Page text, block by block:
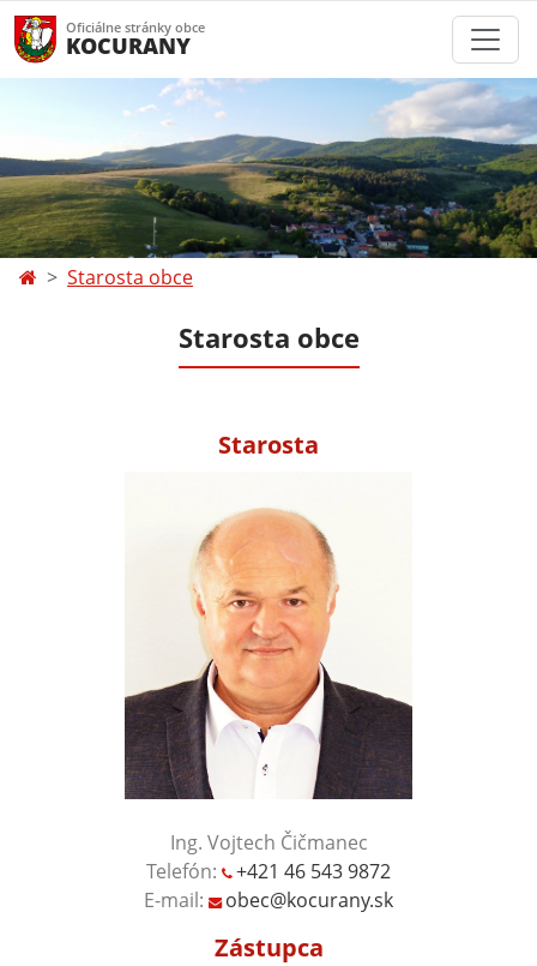
Oficiálne stránky obce
KOCURANY
Starosta obce
Starosta obce
Starosta
Ing. Vojtech Čičmanec
Telefón:
+421 46 543 9872
E-mail:
obec@kocurany.sk
Zástupca